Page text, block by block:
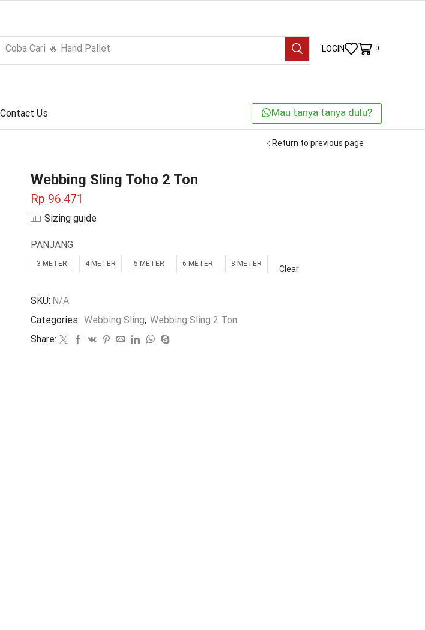
Coba Cari 🔥 Hand Pallet LOGIN 0
Contact Us Mau tanya tanya dulu?
Return to previous page
Webbing Sling Toho 2 Ton
Rp 96.471
Sizing guide
PANJANG
3 METER 4 METER 5 METER 6 METER 8 METER
Clear
SKU: N/A
Categories: Webbing Sling, Webbing Sling 2 Ton
Share: